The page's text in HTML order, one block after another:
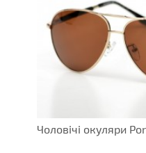
Чоловічі окуляри